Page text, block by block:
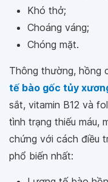
Khó thở;
Choáng váng;
Chóng mặt.
Thông thường, hồng
tế bào gốc tủy
sắt, vitamin B12 và
tình trạng thiếu máu,
chứng với cách điều
phổ biến nhất: